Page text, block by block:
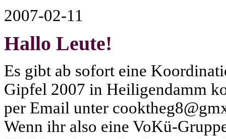
2007-02-11
Hallo Leute!
Es gibt ab sofort eine
Gipfel 2007 in Heiligendamm
per Email unter
Wenn ihr also eine VoKü-